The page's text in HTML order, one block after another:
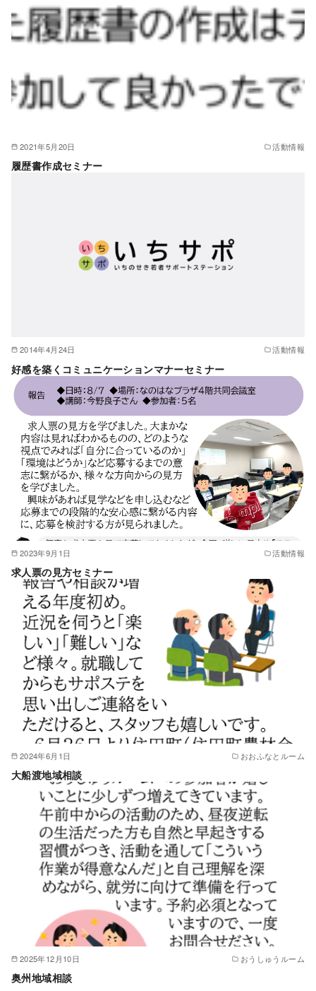
2021年5月20日 活動情報
履歴書作成セミナー
2014年4月24日 活動情報
好感を築くコミュニケーションマナーセミナー
2023年9月1日 活動情報
求人票の見方セミナー
2024年6月1日 おおふなとルーム
大船渡地域相談
2025年12月10日 おうしゅうルーム
奥州地域相談